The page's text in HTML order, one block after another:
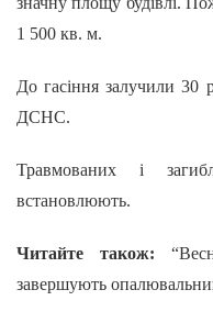
1 500 кв. м.
До гасіння залучили 30
ДСНС.
Травмованих і
встановлюють.
Читайте також:
завершують